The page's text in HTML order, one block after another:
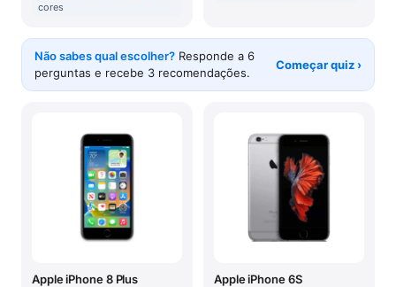
cores
Não sabes qual escolher? Responde a 6
perguntas e recebe 3 recomendações.
Começar quiz ›
Apple iPhone 8 Plus Apple iPhone 6S